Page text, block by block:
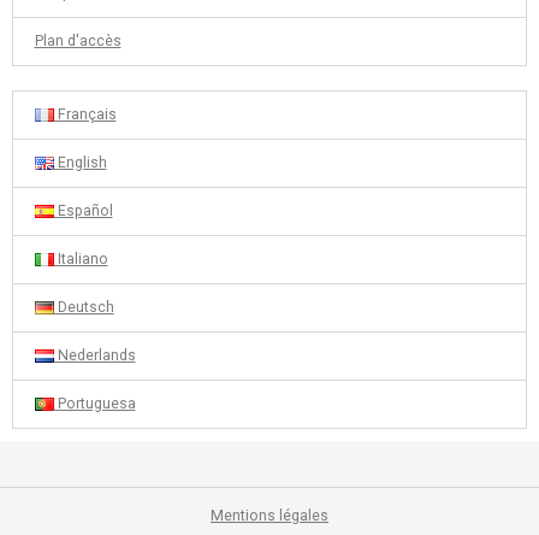
Plan d'accès
Français
English
Español
Italiano
Deutsch
Nederlands
Portuguesa
Mentions légales